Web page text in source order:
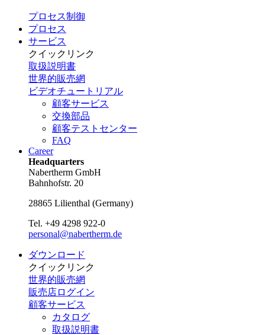
プロセス制御
プロセス
サービス
クイックリンク
取扱説明書
世界的販売網
ビデオチュートリアル
顧客サービス
交換部品
顧客テストセンター
FAQ
Career
Headquarters
Nabertherm GmbH
Bahnhofstr. 20
28865 Lilienthal (Germany)
Tel. +49 4298 922-0
personal@nabertherm.de
ダウンロード
クイックリンク
世界的販売網
販売店ログイン
顧客サービス
カタログ
取扱説明書